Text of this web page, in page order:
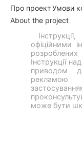
Про проектУмови
About the project
офіційними
Інструкції
приводом
рекламою
може бути